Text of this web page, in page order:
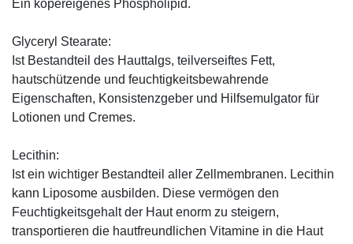
Ein köpereigenes Phospholipid.
Glyceryl Stearate:
Ist Bestandteil des Hauttalgs, teilverseiftes Fett,
hautschützende und feuchtigkeitsbewahrende
Eigenschaften, Konsistenzgeber und Hilfsemulgator für
Lotionen und Cremes.
Lecithin:
Ist ein wichtiger Bestandteil aller Zellmembranen. Lecithin
kann Liposome ausbilden. Diese vermögen den
Feuchtigkeitsgehalt der Haut enorm zu steigern,
transportieren die hautfreundlichen Vitamine in die Haut